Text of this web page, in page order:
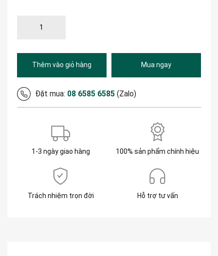
Thêm vào giỏ hàng Mua ngay
Đặt mua: 08 6585 6585 (Zalo)
1-3 ngày giao hàng 100% sản phẩm chính hiệu
Trách nhiệm trọn đời Hỗ trợ tư vấn